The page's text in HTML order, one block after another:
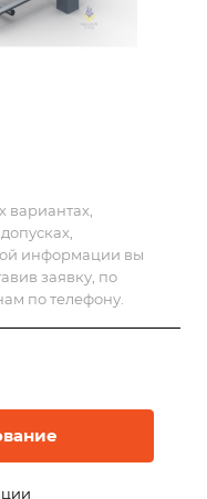
вариантах,
информации вы
заявку, по
по телефону.